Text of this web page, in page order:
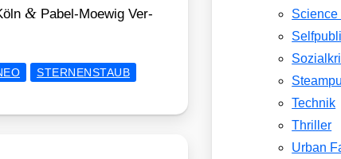
& Pabel-Moe­wig Ver­
STERNENSTAUB
Science
Technik
Thriller
Urban